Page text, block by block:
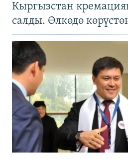
Кыргызстан
салды. Өлкөдө